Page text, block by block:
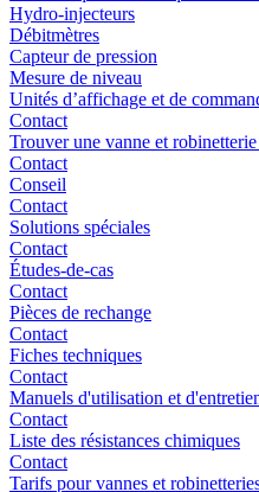
Hydro-injecteurs
Débitmètres
Capteur de pression
Mesure de niveau
Unités d’affichage et de
Contact
Trouver une vanne et
Contact
Conseil
Contact
Solutions spéciales
Contact
Études-de-cas
Contact
Pièces de rechange
Contact
Fiches techniques
Contact
Manuels d'utilisation et
Contact
Liste des résistances chimiques
Contact
Tarifs pour vannes et